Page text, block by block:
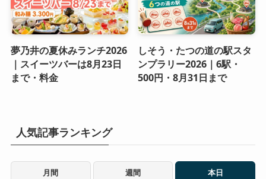
夢乃井の夏休みランチ2026
｜スイーツバーは8月23日
まで・料金
しそう・たつの道の駅スタ
ンプラリー2026｜6駅・
500円・8月31日まで
人気記事ランキング
月間 週間 本日